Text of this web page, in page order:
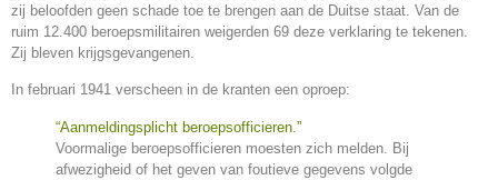
zij beloofden geen schade toe te brengen aan de Duitse staat. Van de
ruim 12.400 beroepsmilitairen weigerden 69 deze verklaring te tekenen.
Zij bleven krijgsgevangenen.
In februari 1941 verscheen in de kranten een oproep:
“Aanmeldingsplicht beroepsofficieren.”
Voormalige beroepsofficieren moesten zich melden. Bij
afwezigheid of het geven van foutieve gegevens volgde